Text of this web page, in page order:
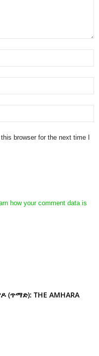
browser for the next time I
how your comment data is
(ጥማድ): THE AMHARA